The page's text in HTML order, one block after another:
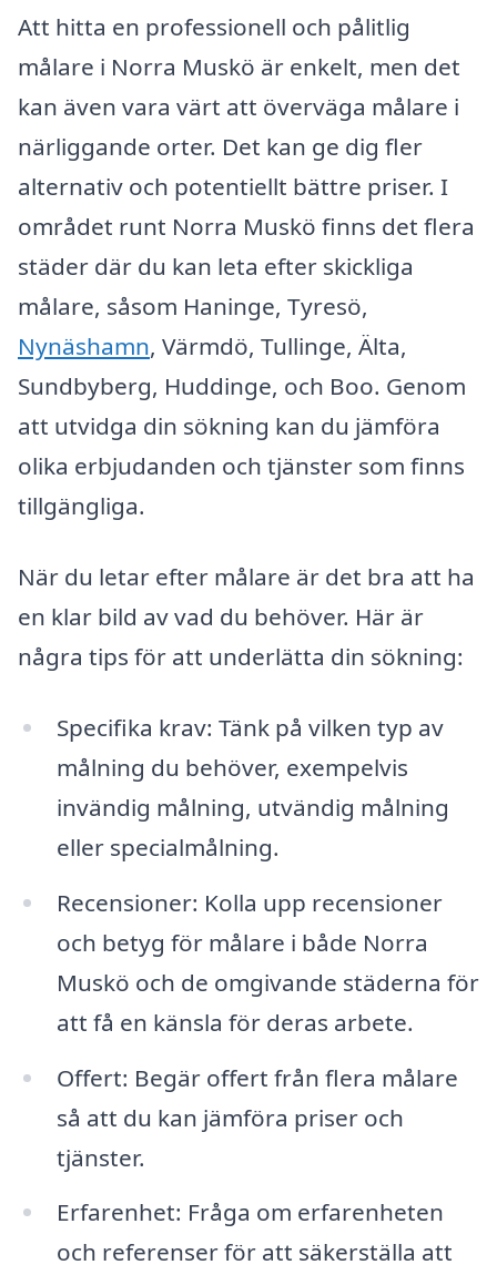
Att hitta en professionell och pålitlig
målare i Norra Muskö är enkelt, men det
kan även vara värt att överväga målare i
närliggande orter. Det kan ge dig fler
alternativ och potentiellt bättre priser. I
området runt Norra Muskö finns det flera
städer där du kan leta efter skickliga
målare, såsom Haninge, Tyresö,
Nynäshamn, Värmdö, Tullinge, Älta,
Sundbyberg, Huddinge, och Boo. Genom
att utvidga din sökning kan du jämföra
olika erbjudanden och tjänster som finns
tillgängliga.
När du letar efter målare är det bra att ha
en klar bild av vad du behöver. Här är
några tips för att underlätta din sökning:
Specifika krav: Tänk på vilken typ av
målning du behöver, exempelvis
invändig målning, utvändig målning
eller specialmålning.
Recensioner: Kolla upp recensioner
och betyg för målare i både Norra
Muskö och de omgivande städerna för
att få en känsla för deras arbete.
Offert: Begär offert från flera målare
så att du kan jämföra priser och
tjänster.
Erfarenhet: Fråga om erfarenheten
och referenser för att säkerställa att